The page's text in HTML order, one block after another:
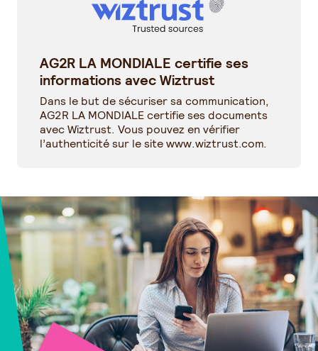
AG2R LA MONDIALE certifie ses
informations avec Wiztrust
Dans le but de sécuriser sa communication,
AG2R LA MONDIALE certifie ses documents
avec Wiztrust. Vous pouvez en vérifier
l’authenticité sur le sitewww.wiztrust.com.